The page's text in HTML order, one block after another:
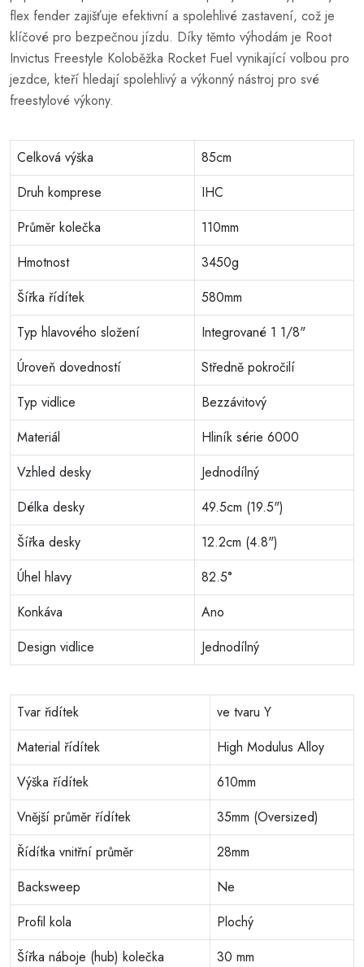
flex fender zajišťuje efektivní a spolehlivé zastavení, což je
klíčové pro bezpečnou jízdu. Díky těmto výhodám je Root
Invictus Freestyle Koloběžka Rocket Fuel vynikající volbou pro
jezdce, kteří hledají spolehlivý a výkonný nástroj pro své
freestylové výkony.
Celková výška
85cm
Druh komprese
IHC
Průměr kolečka
110mm
Hmotnost
3450g
Šířka řídítek
580mm
Typ hlavového složení
Integrované 1 1/8"
Úroveň dovedností
Středně pokročilí
Typ vidlice
Bezzávitový
Materiál
Hliník série 6000
Vzhled desky
Jednodílný
Délka desky
49.5cm (19.5")
Šířka desky
12.2cm (4.8")
Úhel hlavy
82.5°
Konkáva
Ano
Design vidlice
Jednodílný
Tvar řidítek
ve tvaru Y
Material řídítek
High Modulus Alloy
Výška řídítek
610mm
Vnější průměr řídítek
35mm (Oversized)
Řídítka vnitřní průměr
28mm
Backsweep
Ne
Profil kola
Plochý
Šířka náboje (hub) kolečka
30 mm